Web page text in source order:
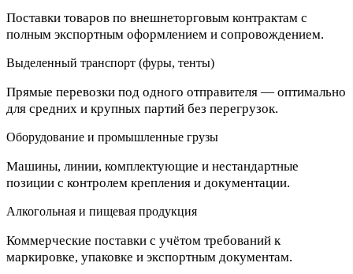
Поставки товаров по внешнеторговым контрактам с
полным экспортным оформлением и сопровождением.
Выделенный транспорт (фуры, тенты)
Прямые перевозки под одного отправителя — оптимально
для средних и крупных партий без перегрузок.
Оборудование и промышленные грузы
Машины, линии, комплектующие и нестандартные
позиции с контролем крепления и документации.
Алкогольная и пищевая продукция
Коммерческие поставки с учётом требований к
маркировке, упаковке и экспортным документам.